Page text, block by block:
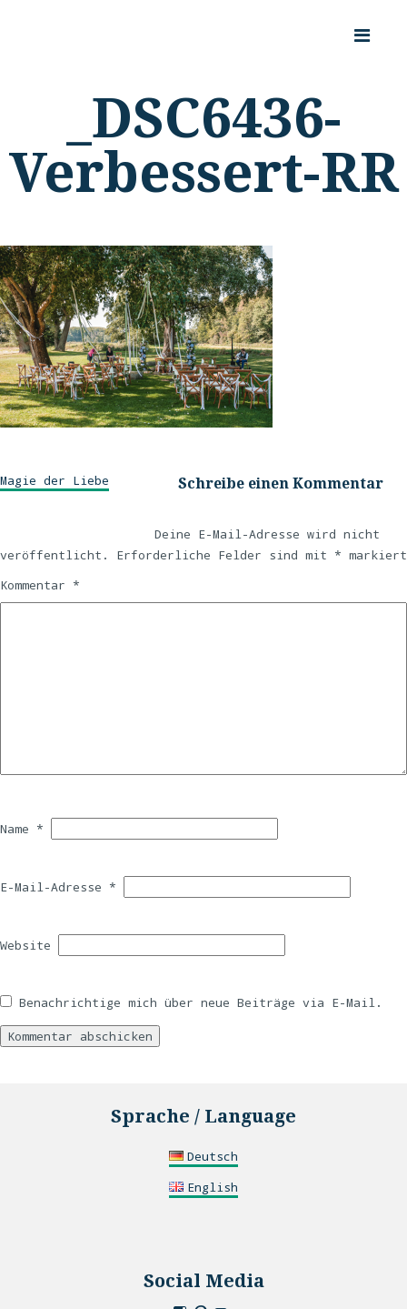
_DSC6436-
Verbessert-RR
Magie der Liebe Schreibe einen Kommentar
Deine E-Mail-Adresse wird nicht
veröffentlicht.
Erforderliche Felder sind mit * markiert
Kommentar *
Name *
E-Mail-Adresse *
Website
Benachrichtige mich über neue Beiträge via E-Mail.
Sprache / Language
Deutsch
English
Social Media